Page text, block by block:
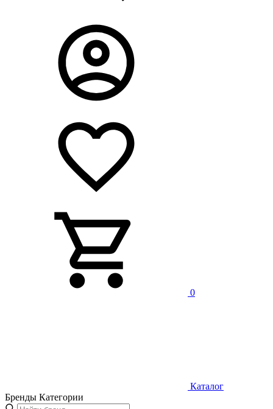
0
Каталог
Бренды Категории